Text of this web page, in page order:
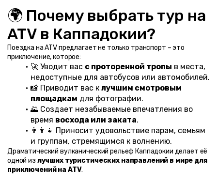
🌍 Почему выбрать тур на
ATV в Каппадокии?
Поездка на ATV предлагает не только транспорт – это
приключение, которое:
🚀 Уводит вас с проторенной тропы в места,
недоступные для автобусов или автомобилей.
📸 Приводит вас к лучшим смотровым
площадкам для фотографии.
🌄 Создает незабываемые впечатления во
время восхода или заката.
👨‍👩‍👧 Приносит удовольствие парам, семьям
и группам, стремящимся к волнению.
Драматический вулканический рельеф Каппадокии делает её
одной из лучших туристических направлений в мире для
приключений на ATV.